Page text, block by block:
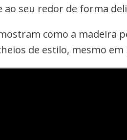
ao seu redor de forma
como a madeira
de estilo, mesmo